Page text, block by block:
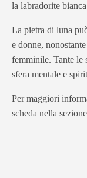
la labradorite
La pietra di luna
e donne,
femminile. Tante le
sfera mentale e
Per maggiori
scheda nella